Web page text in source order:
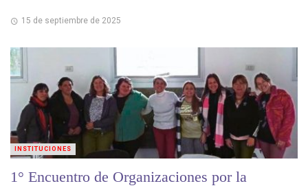
15 de septiembre de 2025
1° Encuentro de Organizaciones por la
INSTITUCIONES